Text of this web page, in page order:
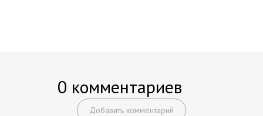
0 комментариев
Добавить комментарий